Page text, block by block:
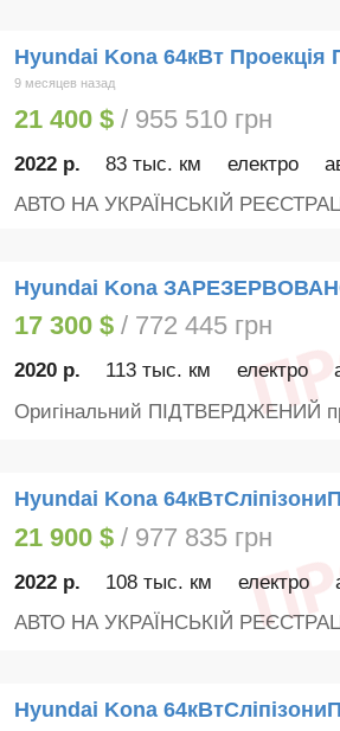
Hyundai Kona 64кВт Проекція
9 месяцев назад
21 400 $/ 955 510 грн
2022 р. 83 тыс. км електро
АВТО НА УКРАЇНСЬКІЙ
Hyundai Kona
17 300 $/ 772 445 грн
2020 р. 113 тыс. км електро
Оригінальний ПІДТВЕРДЖЕНИЙ
Hyundai Kona
21 900 $/ 977 835 грн
2022 р. 108 тыс. км електро
АВТО НА УКРАЇНСЬКІЙ
Hyundai Kona